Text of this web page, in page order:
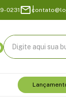
0231
Digite aqui sua